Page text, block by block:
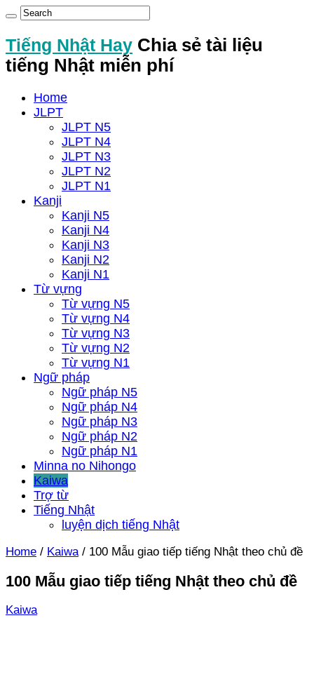
Tiếng Nhật Hay Chia sẻ tài liệu
tiếng Nhật miễn phí
Home
JLPT
JLPT N5
JLPT N4
JLPT N3
JLPT N2
JLPT N1
Kanji
Kanji N5
Kanji N4
Kanji N3
Kanji N2
Kanji N1
Từ vựng
Từ vựng N5
Từ vựng N4
Từ vựng N3
Từ vựng N2
Từ vựng N1
Ngữ pháp
Ngữ pháp N5
Ngữ pháp N4
Ngữ pháp N3
Ngữ pháp N2
Ngữ pháp N1
Minna no Nihongo
Kaiwa
Trợ từ
Tiếng Nhật
luyện dịch tiếng Nhật
Home / Kaiwa / 100 Mẫu giao tiếp tiếng Nhật theo chủ đề
100 Mẫu giao tiếp tiếng Nhật theo chủ đề
Kaiwa